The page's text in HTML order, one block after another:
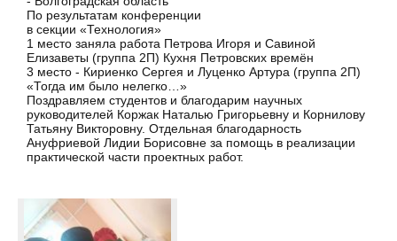
По результатам конференции
в секции «Технология»
1 место заняла работа Петрова Игоря и Савиной
Елизаветы (группа 2П) Кухня Петровских времён
3 место - Кириенко Сергея и Луценко Артура (группа 2П)
«Тогда им было нелегко…»
Поздравляем студентов и благодарим научных
руководителей Коржак Наталью Григорьевну и Корнилову
Татьяну Викторовну. Отдельная благодарность
Ануфриевой Лидии Борисовне за помощь в реализации
практической части проектных работ.